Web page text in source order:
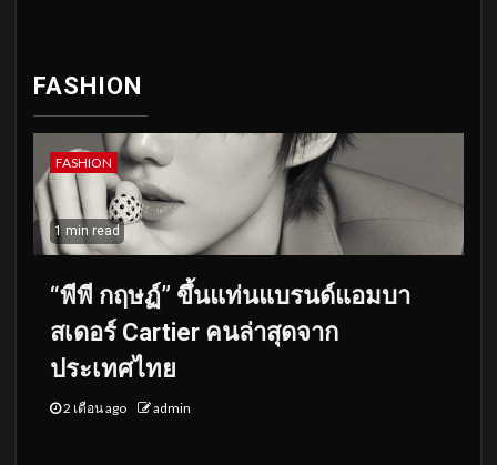
FASHION
FASHION
1 min read
“พีพี กฤษฏ์” ขึ้นแท่นแบรนด์แอมบา
สเดอร์ Cartier คนล่าสุดจาก
ประเทศไทย
2 เดือน ago admin